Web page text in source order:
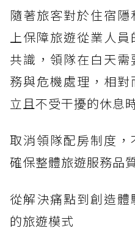
隨著旅客對於住宿
上保障旅遊從業人
共識，領隊在白天
務與危機處理，相
立且不受干擾的休息
取消領隊配房制度
確保整體旅遊服務品
從解決痛點到創造
的旅遊模式